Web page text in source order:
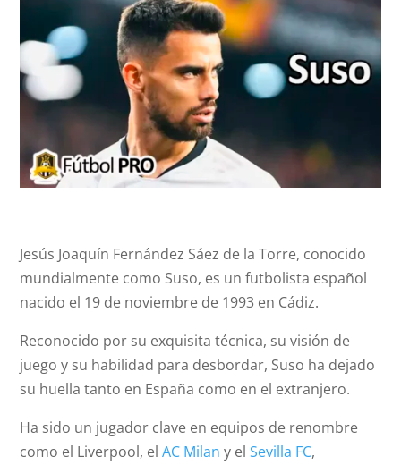
Jesús Joaquín Fernández Sáez de la Torre, conocido
mundialmente como Suso, es un futbolista español
nacido el 19 de noviembre de 1993 en Cádiz.
Reconocido por su exquisita técnica, su visión de
juego y su habilidad para desbordar, Suso ha dejado
su huella tanto en España como en el extranjero.
Ha sido un jugador clave en equipos de renombre
como el Liverpool, elAC Milan y elSevilla FC,